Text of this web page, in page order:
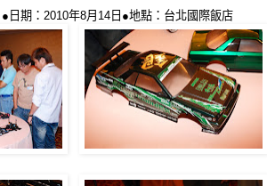
●日期：2010年8月14日●地點：台北國際飯店